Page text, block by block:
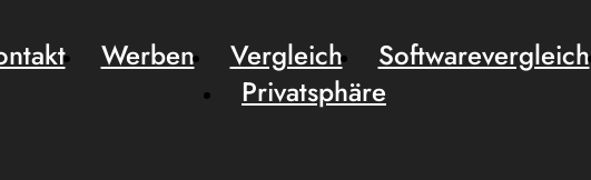
Werben Vergleich Softwarevergleich
Privatsphäre